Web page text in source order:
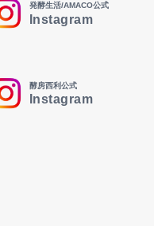
発酵生活/AMACO公式
Instagram
酵房西利公式
Instagram